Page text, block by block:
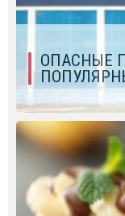
ОПАСНЫЕ